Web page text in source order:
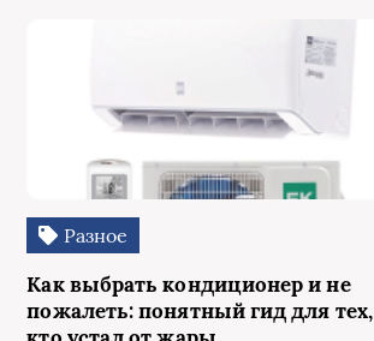
Разное
Как выбрать кондиционер и не
пожалеть: понятный гид для тех,